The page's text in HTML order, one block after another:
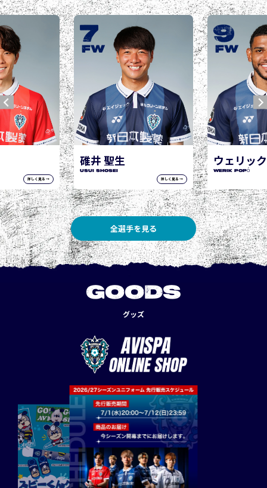
詳しく見る →
ウェリック ポポ
WERIK POPÓ
詳しく見る →
9
FW
城後 寿
JOGO Hisashi
10
FW
全選手を見る
GOODS
グッズ